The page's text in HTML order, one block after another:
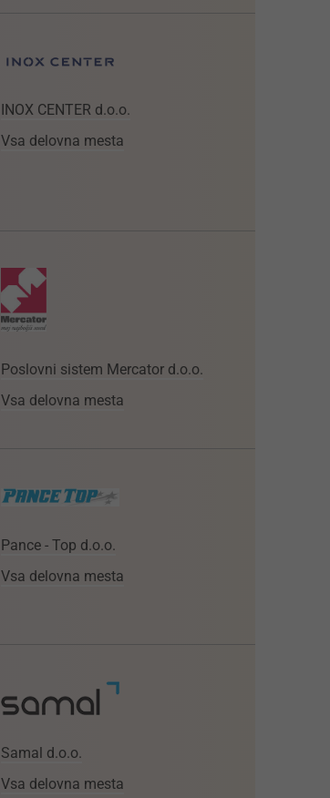
INOX CENTER d.o.o.
Vsa delovna mesta
Poslovni sistem Mercator d.o.o.
Vsa delovna mesta
Pance - Top d.o.o.
Vsa delovna mesta
Samal d.o.o.
Vsa delovna mesta